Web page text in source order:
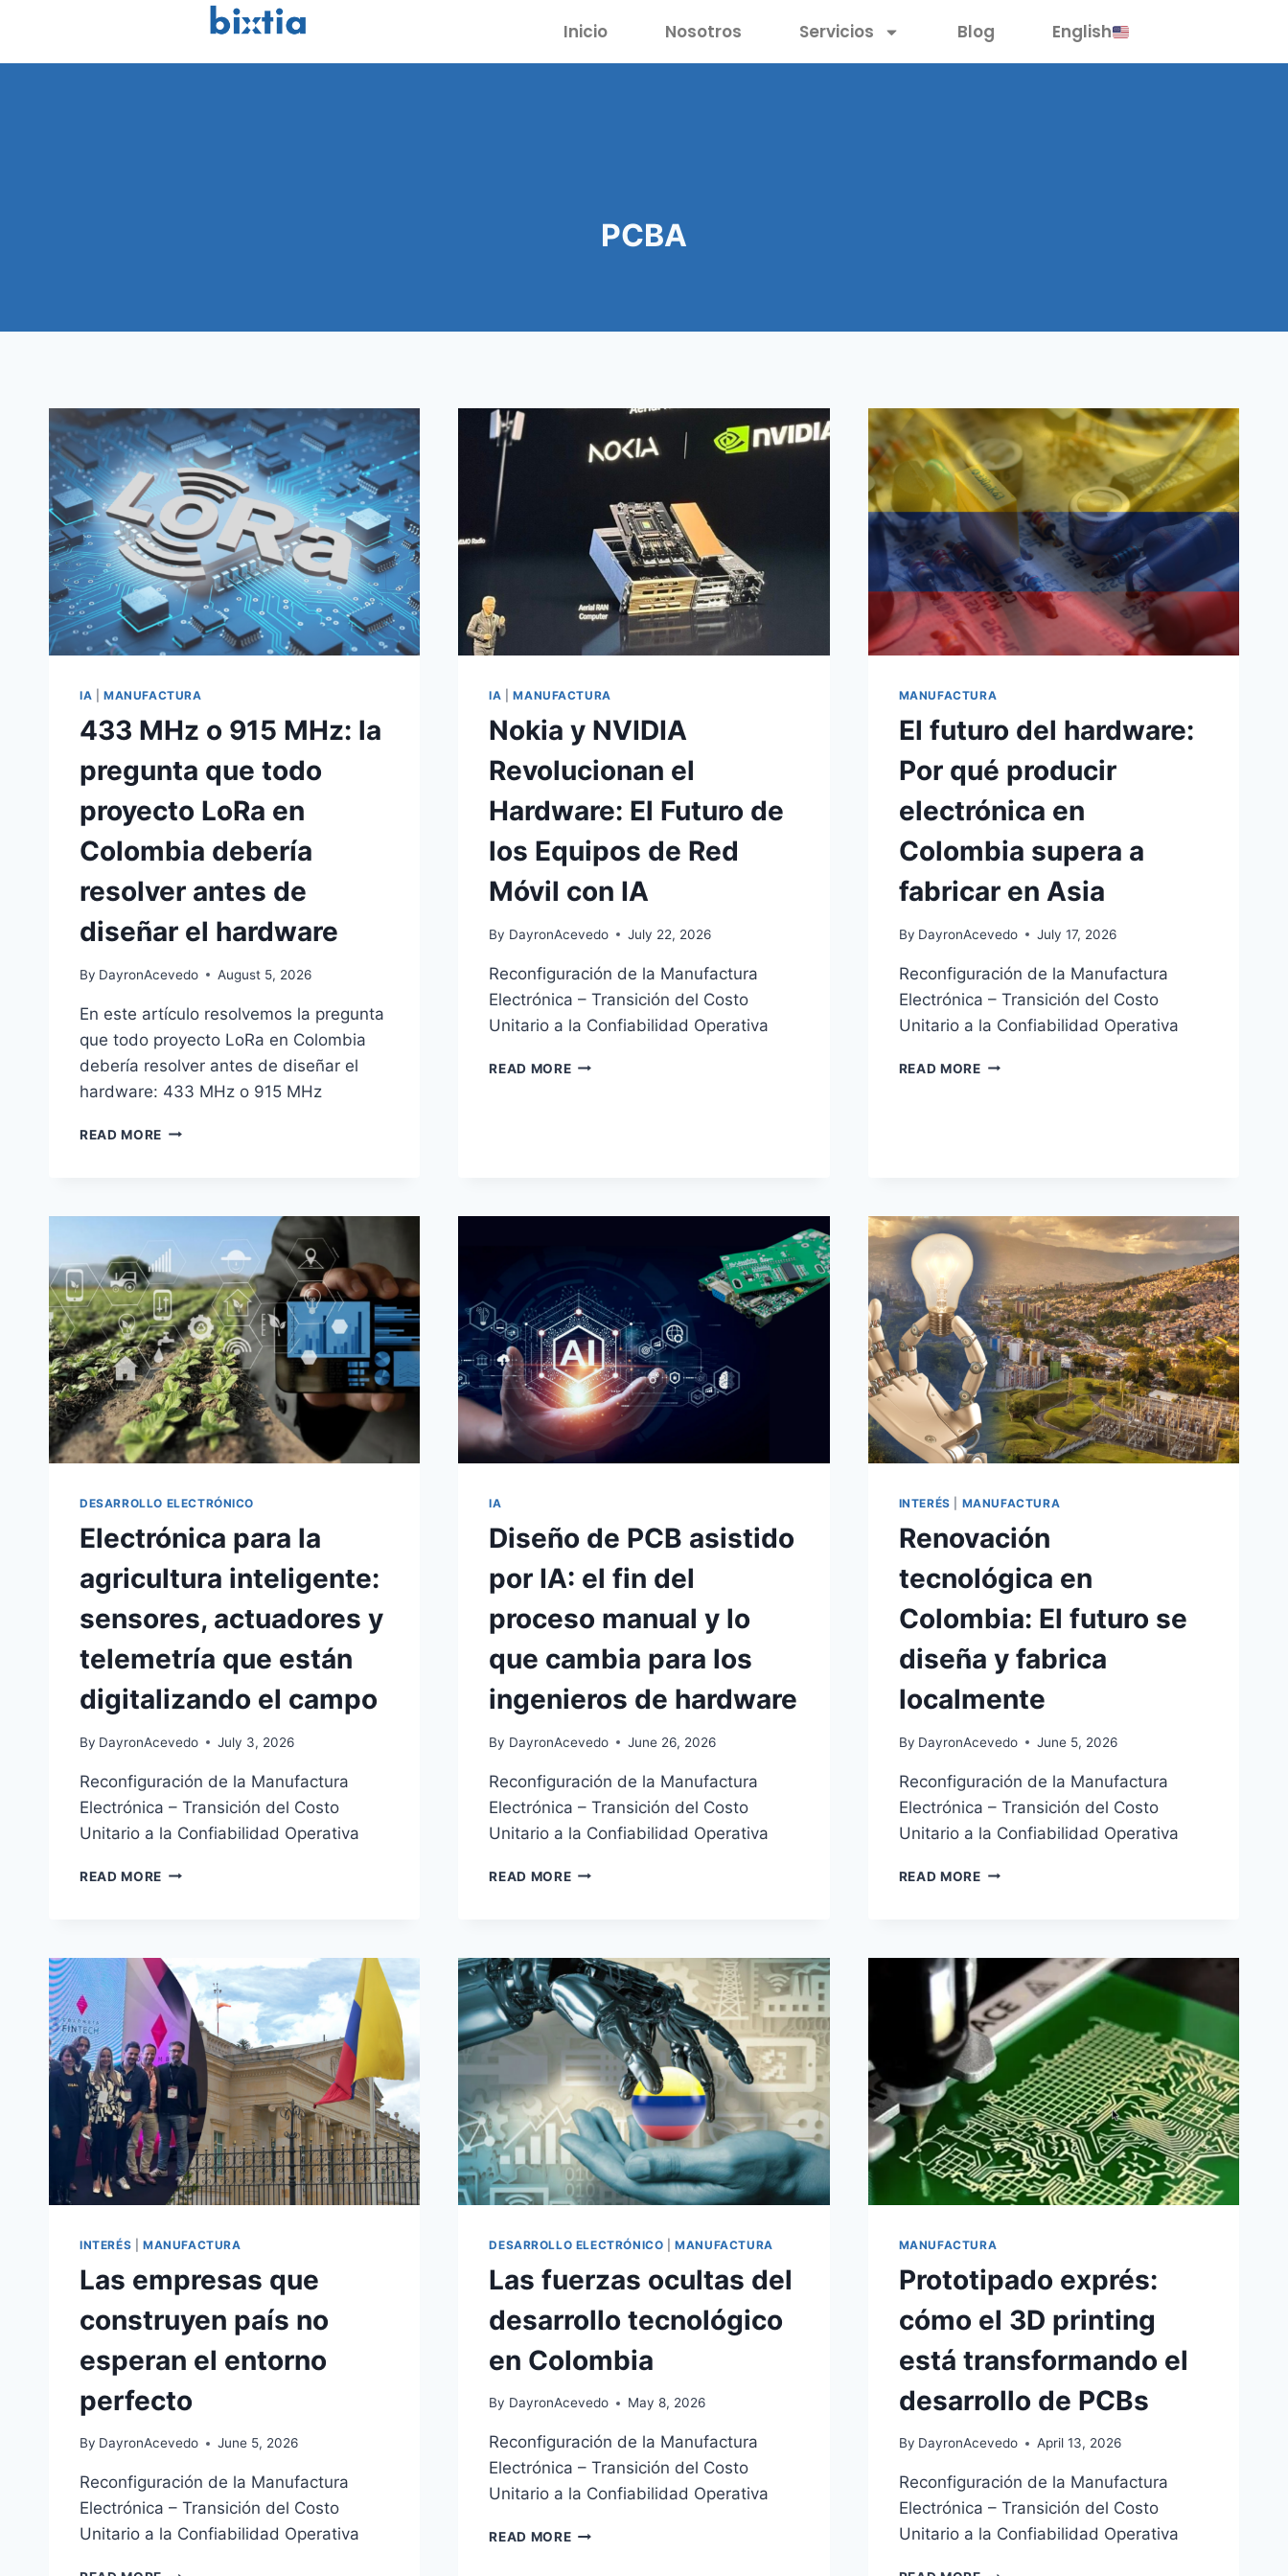
Inicio Nosotros Servicios Blog English
PCBA
IA MANUFACTURA
433 MHz o 915 MHz: la
pregunta que todo
proyecto LoRa en
Colombia debería
resolver antes de
diseñar el hardware
By DayronAcevedo August 5, 2026
En este artículo resolvemos la pregunta
que todo proyecto LoRa en Colombia
debería resolver antes de diseñar el
hardware: 433 MHz o 915 MHz
READ MORE
IA |MANUFACTURA
Nokia y NVIDIA
Revolucionan el
Hardware: El Futuro de
los Equipos de Red
Móvil con IA
By DayronAcevedo July 22, 2026
Reconfiguración de la Manufactura
Electrónica – Transición del Costo
Unitario a la Confiabilidad Operativa
READ MORE
MANUFACTURA
El futuro del hardware:
Por qué producir
electrónica en
Colombia supera a
fabricar en Asia
By DayronAcevedo July 17, 2026
Reconfiguración de la Manufactura
Electrónica – Transición del Costo
Unitario a la Confiabilidad Operativa
READ MORE
DESARROLLO ELECTRÓNICO
Electrónica para la
agricultura inteligente:
sensores, actuadores y
telemetría que están
digitalizando el campo
By DayronAcevedo July 3, 2026
Reconfiguración de la Manufactura
Electrónica – Transición del Costo
Unitario a la Confiabilidad Operativa
READ MORE
IA
Diseño de PCB asistido
por IA: el fin del
proceso manual y lo
que cambia para los
ingenieros de hardware
By DayronAcevedo June 26, 2026
Reconfiguración de la Manufactura
Electrónica – Transición del Costo
Unitario a la Confiabilidad Operativa
READ MORE
INTERÉS MANUFACTURA
Renovación
tecnológica en
Colombia: El futuro se
diseña y fabrica
localmente
By DayronAcevedo June 5, 2026
Reconfiguración de la Manufactura
Electrónica – Transición del Costo
Unitario a la Confiabilidad Operativa
READ MORE
INTERÉS MANUFACTURA
Las empresas que
construyen país no
esperan el entorno
perfecto
By DayronAcevedo June 5, 2026
Reconfiguración de la Manufactura
Electrónica – Transición del Costo
Unitario a la Confiabilidad Operativa
DESARROLLO ELECTRÓNICO |MANUFACTURA
Las fuerzas ocultas del
desarrollo tecnológico
en Colombia
By DayronAcevedo May 8, 2026
Reconfiguración de la Manufactura
Electrónica – Transición del Costo
Unitario a la Confiabilidad Operativa
READ MORE
MANUFACTURA
Prototipado exprés:
cómo el 3D printing
está transformando el
desarrollo de PCBs
By DayronAcevedo April 13, 2026
Reconfiguración de la Manufactura
Electrónica – Transición del Costo
Unitario a la Confiabilidad Operativa